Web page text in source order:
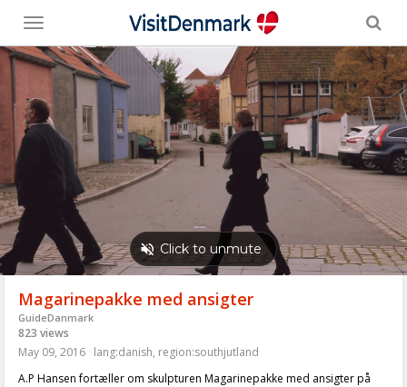
Toggle
menu
Magarinepakke med ansigter
GuideDanmark
823 views
May 09, 2016 lang:danish, region:southjutland
A.P Hansen fortæller om skulpturen Magarinepakke med ansigter på